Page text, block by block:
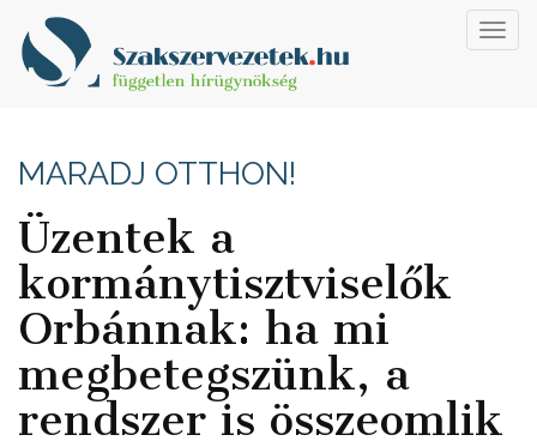
MARADJ OTTHON!
Üzentek a
kormánytisztviselők
Orbánnak: ha mi
megbetegszünk, a
rendszer is összeomlik